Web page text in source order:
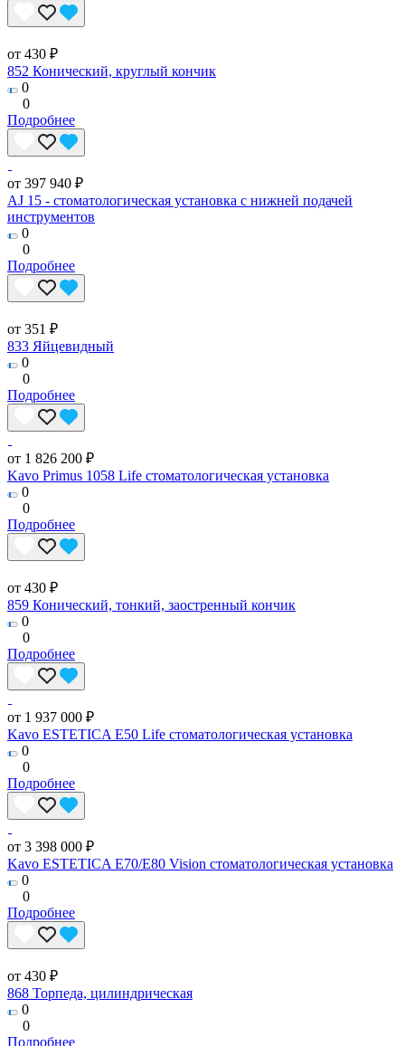
от 430 ₽
852 Конический, круглый кончик
0
0
Подробнее
от 397 940 ₽
AJ 15 - стоматологическая установка с нижней подачей
инструментов
0
0
Подробнее
от 351 ₽
833 Яйцевидный
0
0
Подробнее
от 1 826 200 ₽
Kavo Primus 1058 Life стоматологическая установка
0
0
Подробнее
от 430 ₽
859 Конический, тонкий, заостренный кончик
0
0
Подробнее
от 1 937 000 ₽
Kavo ESTETICA E50 Life стоматологическая установка
0
0
Подробнее
от 3 398 000 ₽
Kavo ESTETICA E70/E80 Vision стоматологическая установка
0
0
Подробнее
от 430 ₽
868 Торпеда, цилиндрическая
0
0
Подробнее